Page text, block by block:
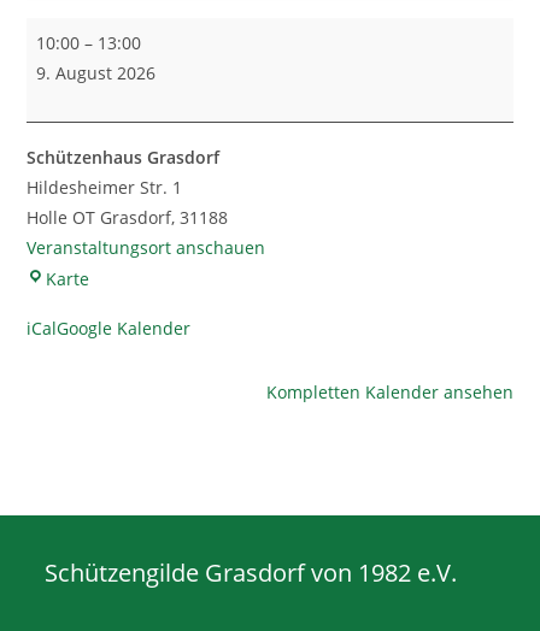
LG,
LP,
((KK
vorrangig,
Pistole
möglich)
10:00 – 13:00
9. August 2026
Schützenhaus Grasdorf
Hildesheimer Str. 1
Holle OT Grasdorf,31188
Veranstaltungsort anschauen
KarteSchützenhaus
iCalGoogle Kalender
Kompletten Kalender ansehen
Schützengilde Grasdorf von 1982 e.V.